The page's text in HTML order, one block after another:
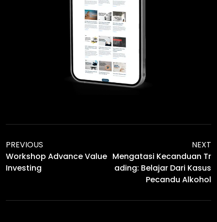
PREVIOUS
Workshop Advance Value
Investing
NEXT
Mengatasi Kecanduan Tr
Ading: Belajar Dari Kasus
Pecandu Alkohol